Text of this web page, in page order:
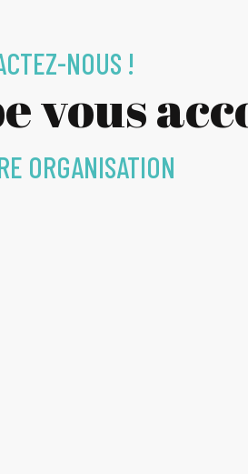
NOUS !
vous
ORGANISATION